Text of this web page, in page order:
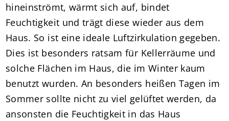
hineinströmt, wärmt sich auf, bindet
Feuchtigkeit und trägt diese wieder aus dem
Haus. So ist eine ideale Luftzirkulation gegeben.
Dies ist besonders ratsam für Kellerräume und
solche Flächen im Haus, die im Winter kaum
benutzt wurden. An besonders heißen Tagen im
Sommer sollte nicht zu viel gelüftet werden, da
ansonsten die Feuchtigkeit in das Haus